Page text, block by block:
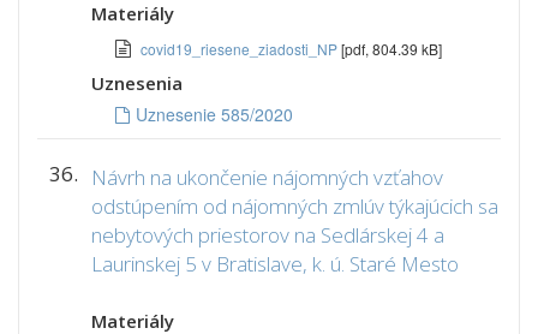
Materiály
covid19_riesene_ziadosti_NP[pdf, 804.39 kB]
Uznesenia
Uznesenie 585/2020
36.
Návrh na ukončenie nájomných vzťahov
odstúpením od nájomných zmlúv týkajúcich sa
nebytových priestorov na Sedlárskej 4 a
Laurinskej 5 v Bratislave, k. ú. Staré Mesto
Materiály